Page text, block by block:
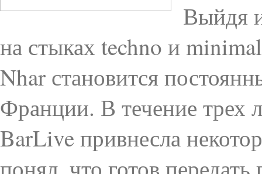
Выйдя
на стыках techno и
Nhar становится
Франции. В течение трех
BarLive привнесла